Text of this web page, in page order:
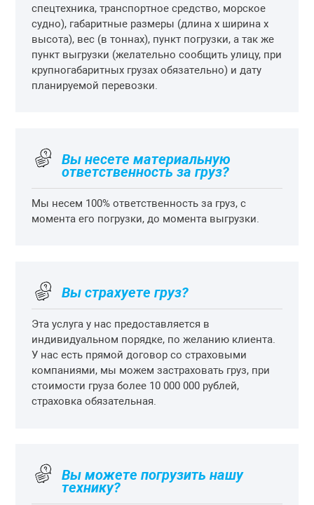
спецтехника, транспортное средство, морское
судно), габаритные размеры (длина х ширина х
высота), вес (в тоннах), пункт погрузки, а так же
пункт выгрузки (желательно сообщить улицу, при
крупногабаритных грузах обязательно) и дату
планируемой перевозки.
Вы несете материальную
ответственность за груз?
Мы несем 100% ответственность за груз, с
момента его погрузки, до момента выгрузки.
Вы страхуете груз?
Эта услуга у нас предоставляется в
индивидуальном порядке, по желанию клиента.
У нас есть прямой договор со страховыми
компаниями, мы можем застраховать груз, при
стоимости груза более 10 000 000 рублей,
страховка обязательная.
Вы можете погрузить нашу
технику?